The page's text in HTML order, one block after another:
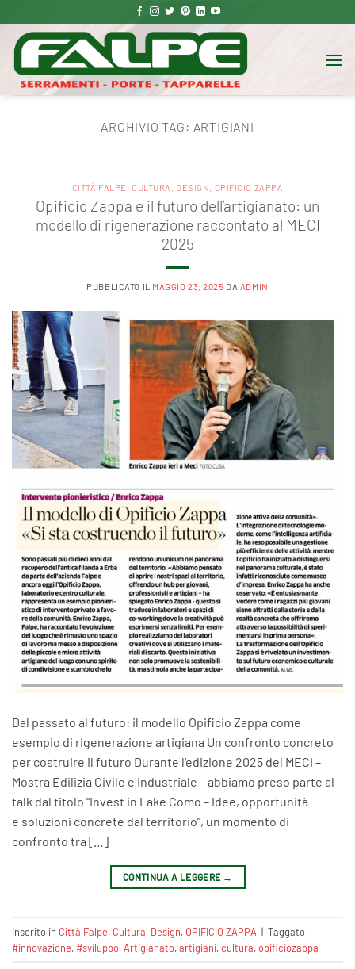
ai
contenuti
ARCHIVIO TAG: ARTIGIANI
CITTÀ FALPE , CULTURA , DESIGN, OPIFICIO ZAPPA
Opificio Zappa e il futuro dell’artigianato: un
modello di rigenerazione raccontato al MECI
2025
PUBBLICATO IL MAGGIO 23, 2025 DA ADMIN
Dal passato al futuro: il modello Opificio Zappa come
esempio di rigenerazione artigiana Un confronto concreto
per costruire il futuro Durante l’edizione 2025 del MECI –
Mostra Edilizia Civile e Industriale – abbiamo preso parte al
talk dal titolo “Invest in Lake Como – Idee, opportunità
e soluzioni concrete dal territorio”, un momento di
confronto tra […]
CONTINUA A LEGGERE →
Inserito in Città Falpe, Cultura, Design, OPIFICIO ZAPPA | Taggato
#innovazione, #sviluppo,Artigianato,artigiani,cultura,opificiozappa